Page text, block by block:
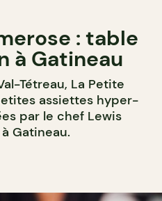
: table
à Gatineau
Tétreau, La Petite
assiettes hyper-
par le chef Lewis
Gatineau.